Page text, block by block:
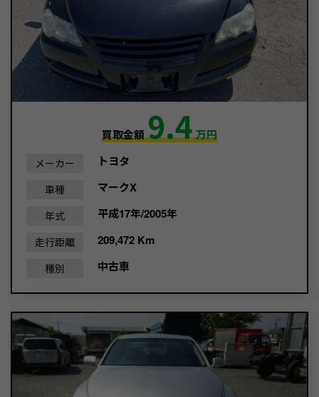
買取金額9.4万円
メーカー トヨタ
車種 マークX
年式 平成17年/2005年
走行距離 209,472 Km
種別 中古車